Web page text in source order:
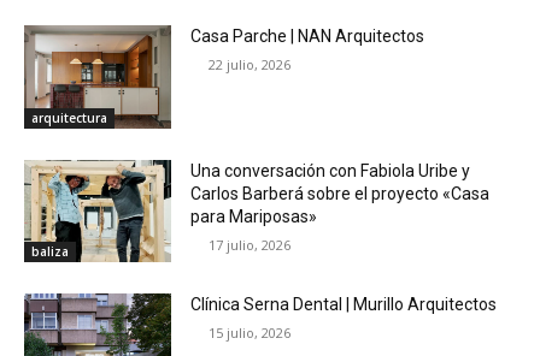
arquitectura
Casa Parche | NAN Arquitectos
22 julio, 2026
baliza
Una conversación con Fabiola Uribe y
Carlos Barberá sobre el proyecto «Casa
para Mariposas»
17 julio, 2026
Clínica Serna Dental | Murillo Arquitectos
15 julio, 2026